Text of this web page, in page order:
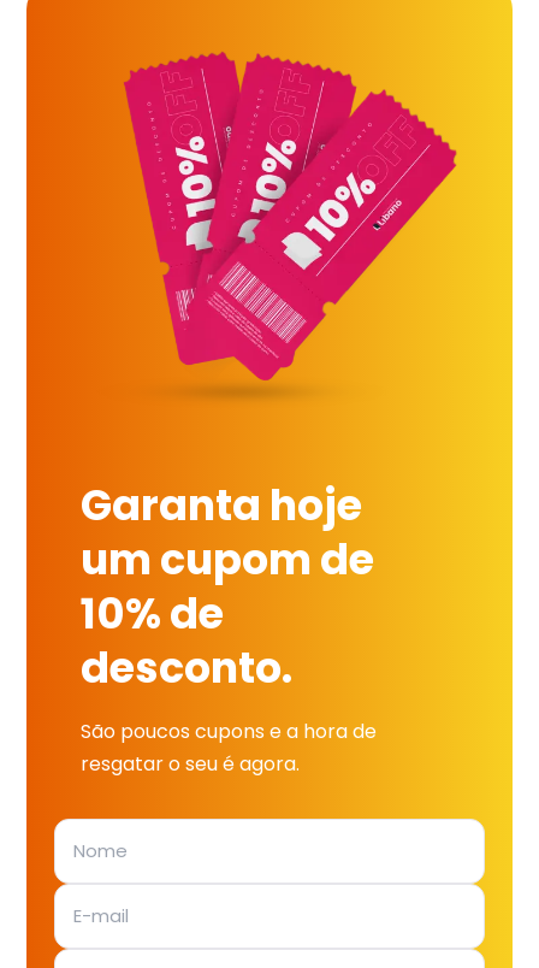
Garanta hoje
um cupom de
10% de
desconto.
São poucos cupons e a hora de
resgatar o seu é agora.